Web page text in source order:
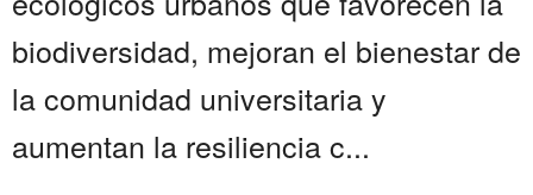
biodiversidad, mejoran el bienestar de
la comunidad universitaria y
aumentan la resiliencia c...